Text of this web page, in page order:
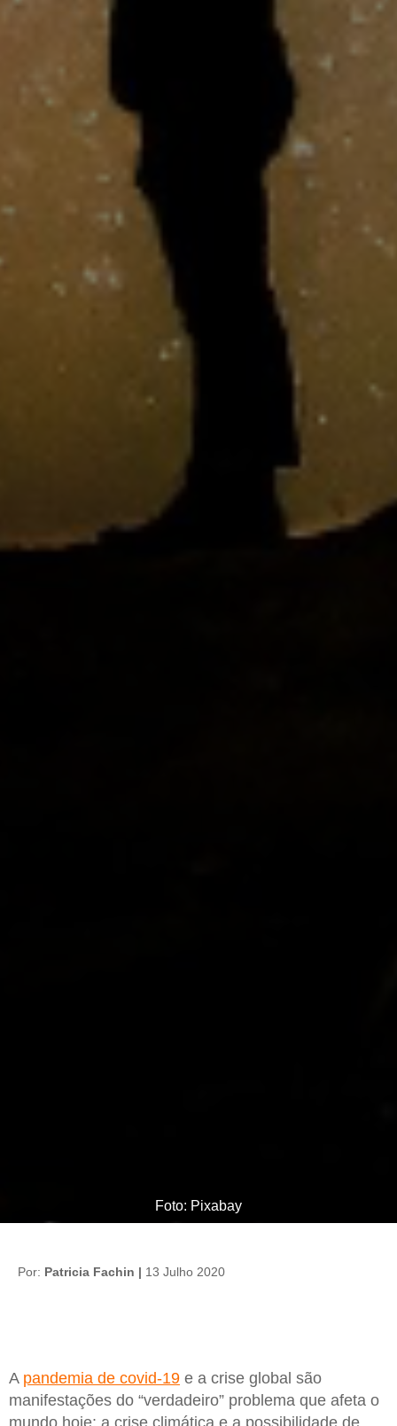
Foto: Pixabay
Por: Patricia Fachin | 13 Julho 2020
A pandemia de covid-19 e a crise global são
manifestações do “verdadeiro” problema que afeta o
mundo hoje: a crise climática e a possibilidade de